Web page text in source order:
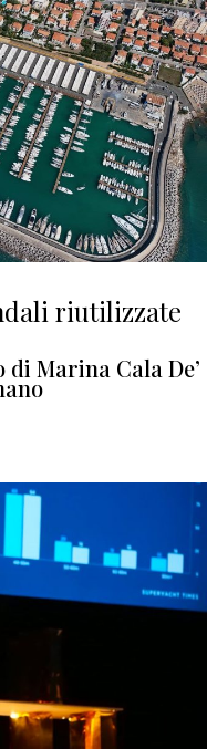
riutilizzate
Marina Cala De’